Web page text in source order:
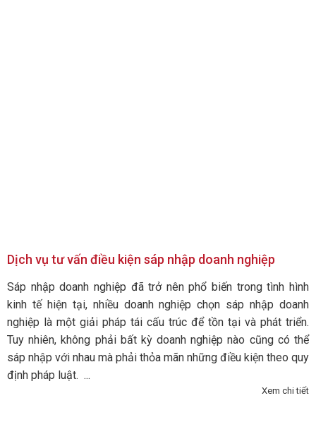
Dịch vụ tư vấn điều kiện sáp nhập doanh nghiệp
Sáp nhập doanh nghiệp đã trở nên phổ biến trong tình hình
kinh tế hiện tại, nhiều doanh nghiệp chọn sáp nhập doanh
nghiệp là một giải pháp tái cấu trúc để tồn tại và phát triển.
Tuy nhiên, không phải bất kỳ doanh nghiệp nào cũng có thể
sáp nhập với nhau mà phải thỏa mãn những điều kiện theo quy
định pháp luật. ...
Xem chi tiết